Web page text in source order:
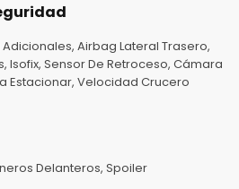
Airbag Lateral Trasero,
Isofix, Sensor De Retroceso, Cámara
Estacionar, Velocidad Crucero
Delanteros, Spoiler